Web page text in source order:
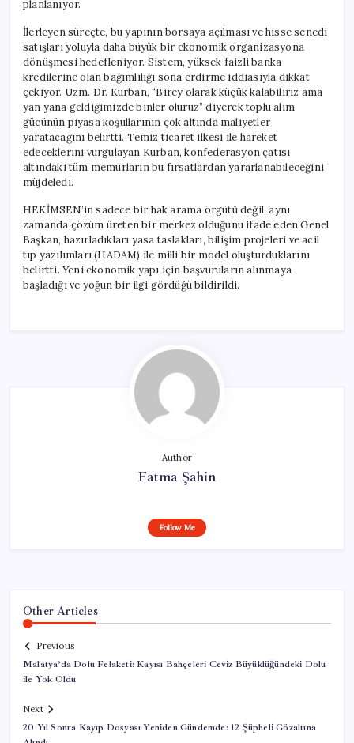
planlanıyor.
İlerleyen süreçte, bu yapının borsaya açılması ve hisse senedi
satışları yoluyla daha büyük bir ekonomik organizasyona
dönüşmesi hedefleniyor. Sistem, yüksek faizli banka
kredilerine olan bağımlılığı sona erdirme iddiasıyla dikkat
çekiyor. Uzm. Dr. Kurban, “Birey olarak küçük kalabiliriz ama
yan yana geldiğimizde binler oluruz” diyerek toplu alım
gücünün piyasa koşullarının çok altında maliyetler
yaratacağını belirtti. Temiz ticaret ilkesi ile hareket
edeceklerini vurgulayan Kurban, konfederasyon çatısı
altındaki tüm memurların bu fırsatlardan yararlanabileceğini
müjdeledi.
HEKİMSEN’in sadece bir hak arama örgütü değil, aynı
zamanda çözüm üreten bir merkez olduğunu ifade eden Genel
Başkan, hazırladıkları yasa taslakları, bilişim projeleri ve acil
tıp yazılımları (HADAM) ile milli bir model oluşturduklarını
belirtti. Yeni ekonomik yapı için başvuruların alınmaya
başladığı ve yoğun bir ilgi gördüğü bildirildi.
Author
Fatma Şahin
Follow Me
Other Articles
Previous
Malatya’da Dolu Felaketi: Kayısı Bahçeleri Ceviz Büyüklüğündeki Dolu
ile Yok Oldu
Next
20 Yıl Sonra Kayıp Dosyası Yeniden Gündemde: 12 Şüpheli Gözaltına